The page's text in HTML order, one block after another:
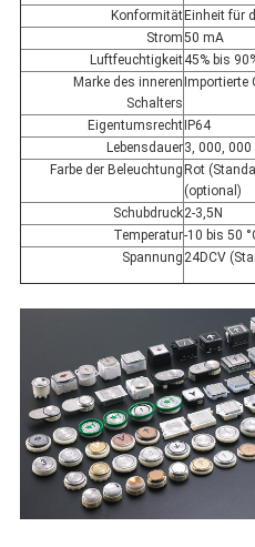
Konformität Einheit für
Strom50 mA
Luftfeuchtigkeit45% bis
Marke des inneren
Schalters
Importierte
Eigentumsrecht IP64
Lebensdauer3, 000,
Farbe der Beleuchtung Rot
(optional)
Schubdruck2-3,5N
Temperatur-10 bis 50
Spannung24DCV